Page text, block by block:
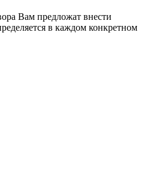
Вам предложат внести
в каждом конкретном